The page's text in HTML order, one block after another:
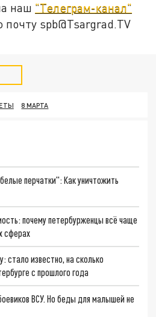
наш "Телеграм-канал"
spb@Tsargrad.TV
8 МАРТА
перчатки": Как уничтожить
почему петербурженцы всё чаще
сферах
стало известно, на сколько
с прошлого года
ВСУ. Но беды для малышей не